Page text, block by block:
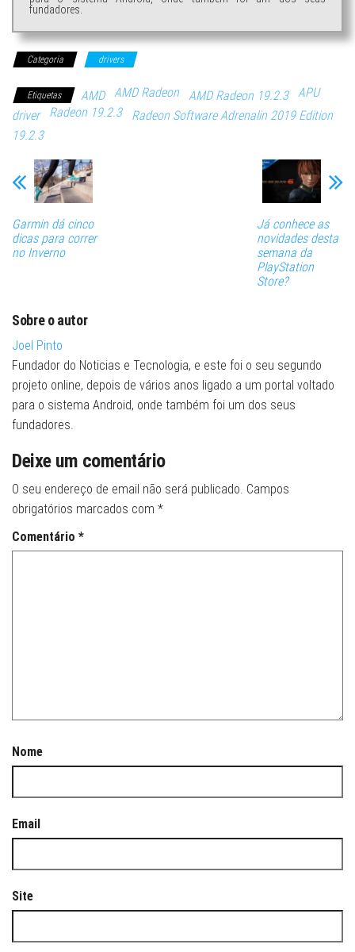
fundadores.
Categoria drivers
Etiquetas AMD AMD Radeon AMD Radeon 19.2.3
APU
driver
Radeon 19.2.3
Radeon Software Adrenalin 2019 Edition
19.2.3
Garmin dá cinco
dicas para correr
no Inverno
Já conhece as
novidades desta
semana da
PlayStation
Store?
Sobre o autor
Joel Pinto
Fundador do Noticias e Tecnologia, e este foi o seu segundo
projeto online, depois de vários anos ligado a um portal voltado
para o sistema Android, onde também foi um dos seus
fundadores.
Deixe um comentário
O seu endereço de email não será publicado. Campos
obrigatórios marcados com *
Comentário *
Nome
Email
Site